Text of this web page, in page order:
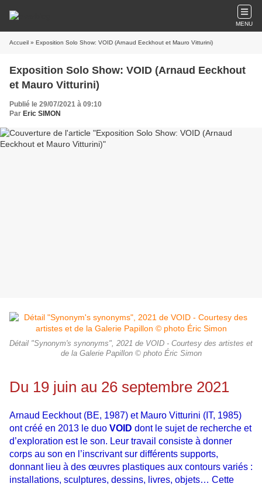
MENU
Accueil » Exposition Solo Show: VOID (Arnaud Eeckhout et Mauro Vitturini)
Exposition Solo Show: VOID (Arnaud Eeckhout
et Mauro Vitturini)
Publié le 29/07/2021 à 09:10
Par Eric SIMON
Détail "Synonym's synonyms", 2021 de VOID - Courtesy des artistes et
de la Galerie Papillon © photo Éric Simon
Du 19 juin au 26 septembre 2021
Arnaud Eeckhout (BE, 1987) et Mauro Vitturini (IT, 1985)
ont créé en 2013 le duo VOID dont le sujet de recherche et
d’exploration est le son. Leur travail consiste à donner
corps au son en l’inscrivant sur différents supports,
donnant lieu à des œuvres plastiques aux contours variés :
installations, sculptures, dessins, livres, objets… Cette